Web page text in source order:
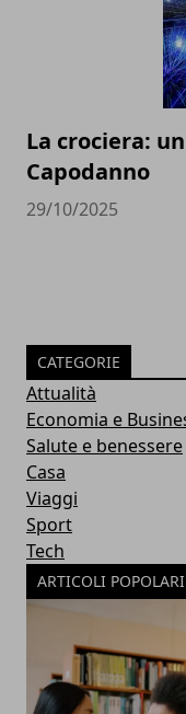
La crociera:
Capodanno
29/10/2025
CATEGORIE
Attualità
Economia e
Salute e benessere
Casa
Viaggi
Sport
Tech
ARTICOLI POPOLARI